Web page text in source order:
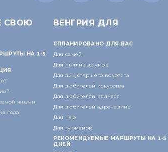
СВОЮ
НА 1-5
жизни
года
ВЕНГРИЯ ДЛЯ
СПЛАНИРОВАНО ДЛЯ ВАС
Для семей
Для пытливых умов
Для лиц старшего возраста
Для любителей искусства
Для любителей велнеса
Для любителей адреналина
Для пар
Для гурманов
РЕКОМЕНДУЕМЫЕ МАРШРУТЫ НА 1-5
ДНЕЙ